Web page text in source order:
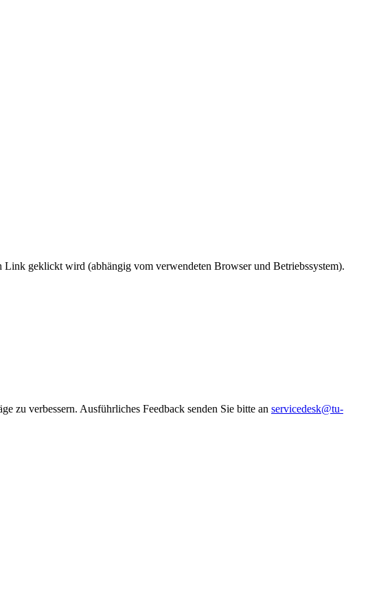
geklickt wird (abhängig vom verwendeten Browser und Betriebssystem).
zu verbessern. Ausführliches Feedback senden Sie bitte an servicedesk@tu-